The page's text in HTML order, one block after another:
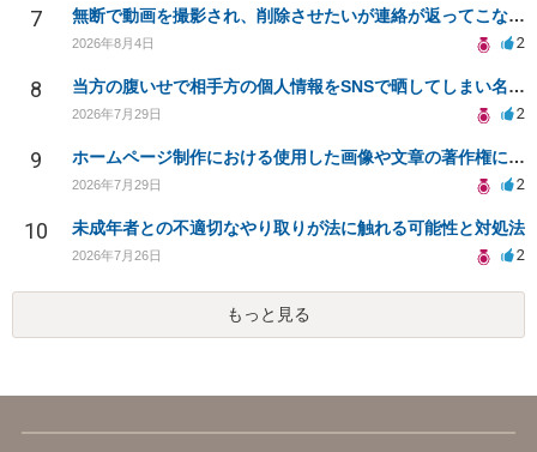
7 無断で動画を撮影され、削除させたいが連絡が返ってこない。
2026年8月4日 2
8 当方の腹いせで相手方の個人情報をSNSで晒してしまい名誉毀損させてしまったかもしれない
2026年7月29日 2
9 ホームページ制作における使用した画像や文章の著作権について
2026年7月29日 2
10 未成年者との不適切なやり取りが法に触れる可能性と対処法
2026年7月26日 2
もっと見る